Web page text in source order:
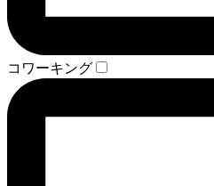
コワーキング